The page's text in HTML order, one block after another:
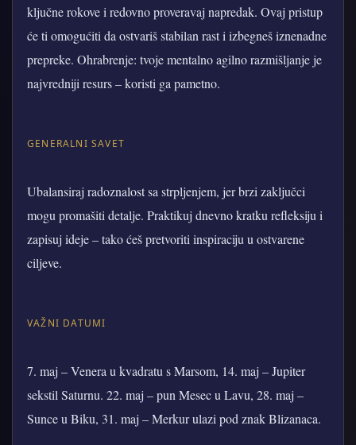
ključne rokove i redovno proveravaj napredak. Ovaj pristup
će ti omogućiti da ostvariš stabilan rast i izbegneš iznenadne
prepreke. Ohrabrenje: tvoje mentalno agilno razmišljanje je
najvredniji resurs – koristi ga pametno.
GENERALNI SAVET
Ubalansiraj radoznalost sa strpljenjem, jer brzi zaključci
mogu promašiti detalje. Praktikuj dnevno kratku refleksiju i
zapisuj ideje – tako ćeš pretvoriti inspiraciju u ostvarene
ciljeve.
VAŽNI DATUMI
7. maj – Venera u kvadratu s Marsom, 14. maj – Jupiter
sekstil Saturnu. 22. maj – pun Mesec u Lavu, 28. maj –
Sunce u Biku, 31. maj – Merkur ulazi pod znak Blizanaca.